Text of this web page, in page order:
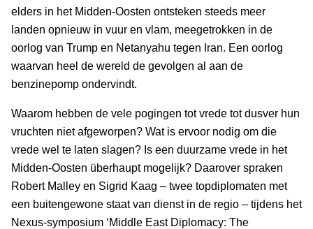
elders in het Midden-Oosten ontsteken steeds meer
landen opnieuw in vuur en vlam, meegetrokken in de
oorlog van Trump en Netanyahu tegen Iran. Een oorlog
waarvan heel de wereld de gevolgen al aan de
benzinepomp ondervindt.
Waarom hebben de vele pogingen tot vrede tot dusver hun
vruchten niet afgeworpen? Wat is ervoor nodig om die
vrede wel te laten slagen? Is een duurzame vrede in het
Midden-Oosten überhaupt mogelijk? Daarover spraken
Robert Malley en Sigrid Kaag – twee topdiplomaten met
een buitengewone staat van dienst in de regio – tijdens het
Nexus-symposium ‘Middle East Diplomacy: The